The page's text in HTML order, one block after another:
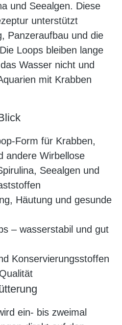
und Seealgen. Diese
unterstützt
Panzeraufbau und die
Loops bleiben lange
Wasser nicht und
mit Krabben
Form für Krabben,
andere Wirbellose
Seealgen und
Häutung und gesunde
– wasserstabil und gut
Konservierungsstoffen
ein- bis zweimal